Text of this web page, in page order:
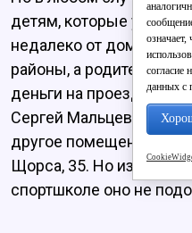
детям, которые уже
недалеко от дома,
районы, а родителям -
деньги на проезд в
Сергей Мальцев
другое помещение - в
Щорса, 35. Но из-за
спортшколе оно не
согласие
данных с